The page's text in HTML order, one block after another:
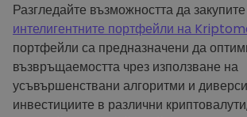
Разгледайте възможността да
интелигентните портфейли на
портфейли са предназначени да
възвръщаемостта чрез използване на
усъвършенствани алгоритми и
инвестициите в различни